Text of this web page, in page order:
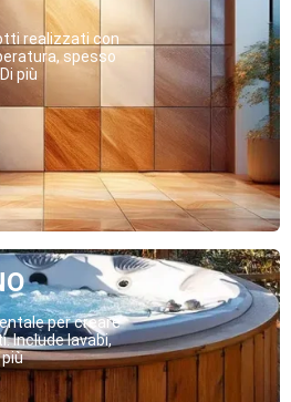
realizzati con
spesso
più
per creare
Include lavabi,